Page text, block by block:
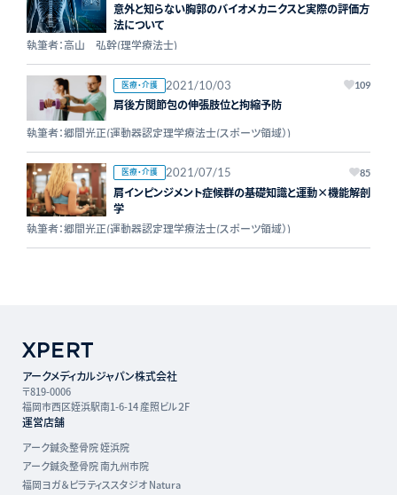
意外と知らない胸郭のバイオメカニクスと実際の評価方
法について
執筆者：高山 弘幹(理学療法士)
医療・介護 2021/10/03 109
肩後方関節包の伸張肢位と拘縮予防
執筆者：郷間光正(運動器認定理学療法士(スポーツ領域）)
医療・介護 2021/07/15 85
肩インピンジメント症候群の基礎知識と運動×機能解剖
学
執筆者：郷間光正(運動器認定理学療法士(スポーツ領域）)
アークメディカルジャパン株式会社
〒819-0006
福岡市西区姪浜駅南1-6-14 産照ビル２F
運営店舗
アーク鍼灸整骨院 姪浜院
アーク鍼灸整骨院 南九州市院
福岡ヨガ＆ピラティススタジオ Natura